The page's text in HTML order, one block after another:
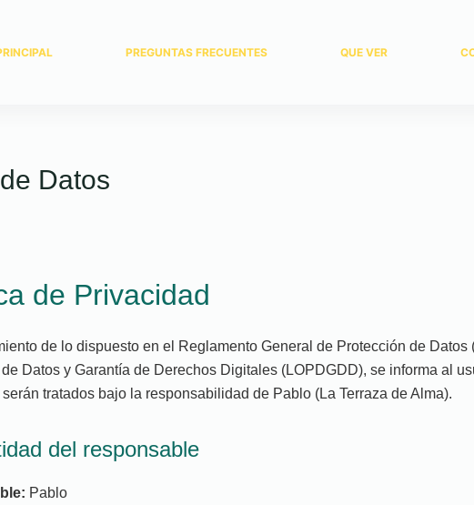
PREGUNTAS FRECUENTES QUE VER
Datos
de Privacidad
de lo dispuesto en el Reglamento General de Protección de
Datos y Garantía de Derechos Digitales (LOPDGDD), se informa al
tratados bajo la responsabilidad de Pablo (La Terraza de Alma).
del responsable
Pablo